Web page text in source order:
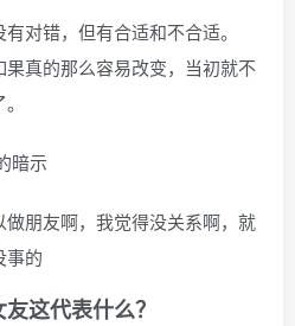
对错，但有合适和不合适。
真的那么容易改变，当初就不
暗示
朋友啊，我觉得没关系啊，就
事的
这代表什么？